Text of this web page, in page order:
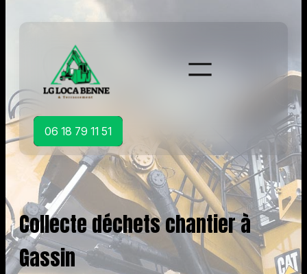
06 18 79 11 51
Collecte déchets chantier à
Gassin